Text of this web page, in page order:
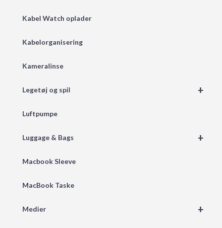
Kabel Watch oplader
Kabelorganisering
Kameralinse
+
Legetøj og spil
Luftpumpe
+
Luggage & Bags
Macbook Sleeve
MacBook Taske
+
Medier